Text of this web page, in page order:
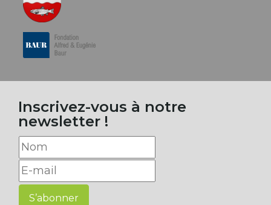
Inscrivez-vous à notre
newsletter !
S’abonner